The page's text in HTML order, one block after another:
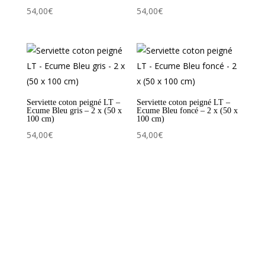
54,00€ 54,00€
Serviette coton peigné LT –
Ecume Bleu gris – 2 x (50 x
100 cm)
54,00€
Serviette coton peigné LT –
Ecume Bleu foncé – 2 x (50 x
100 cm)
54,00€